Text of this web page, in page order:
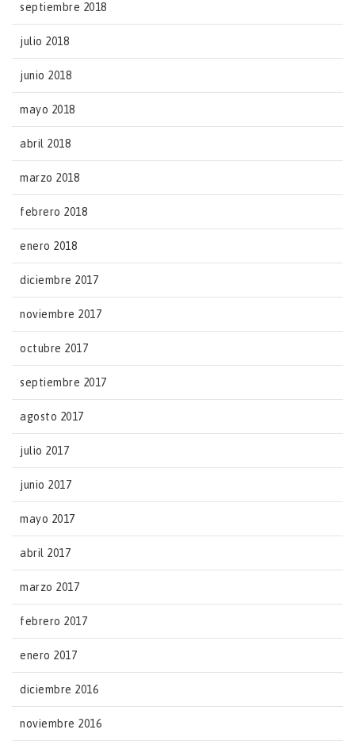
septiembre 2018
julio 2018
junio 2018
mayo 2018
abril 2018
marzo 2018
febrero 2018
enero 2018
diciembre 2017
noviembre 2017
octubre 2017
septiembre 2017
agosto 2017
julio 2017
junio 2017
mayo 2017
abril 2017
marzo 2017
febrero 2017
enero 2017
diciembre 2016
noviembre 2016